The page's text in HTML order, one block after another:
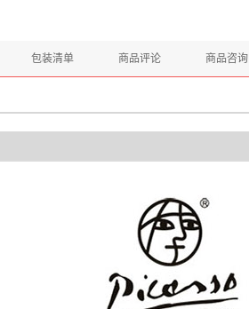
包装清单 商品评论 商品咨询